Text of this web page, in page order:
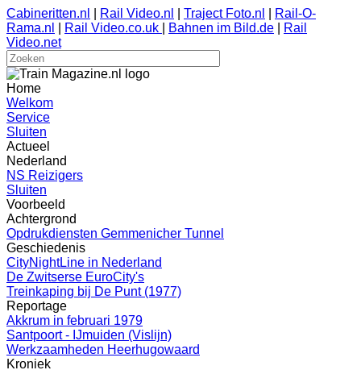
Cabineritten.nl Rail Video.nl Traject Foto.nl
Rail-O-
Rama.nl
Rail Video.co.uk Bahnen im Bild.de
Rail
Video.net
Home
Welkom
Service
Sluiten
Actueel
Nederland
NS Reizigers
Sluiten
Voorbeeld
Achtergrond
Opdrukdiensten Gemmenicher Tunnel
Geschiedenis
CityNightLine in Nederland
De Zwitserse EuroCity's
Treinkaping bij De Punt (1977)
Reportage
Akkrum in februari 1979
Santpoort - IJmuiden (Vislijn)
Werkzaamheden Heerhugowaard
Kroniek